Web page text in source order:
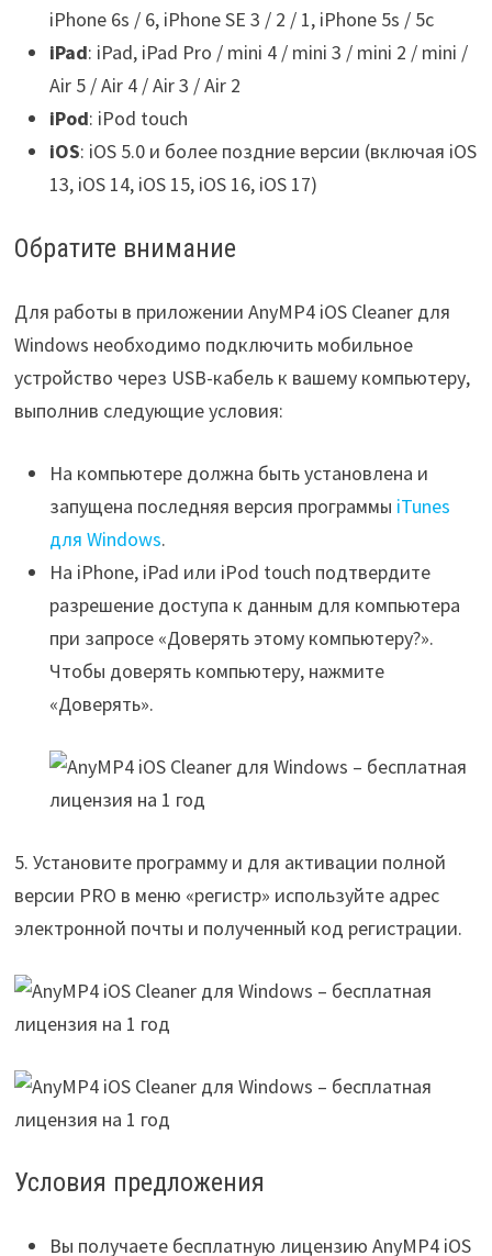
iPhone 6s / 6, iPhone SE 3 / 2 / 1, iPhone 5s / 5c
iPad: iPad, iPad Pro / mini 4 / mini 3 / mini 2 / mini /
Air 5 / Air 4 / Air 3 / Air 2
iPod: iPod touch
iOS: iOS 5.0 и более поздние версии (включая iOS
13, iOS 14, iOS 15, iOS 16, iOS 17)
Обратите внимание
Для работы в приложении AnyMP4 iOS Cleaner для
Windows необходимо подключить мобильное
устройство через USB-кабель к вашему компьютеру,
выполнив следующие условия:
На компьютере должна быть установлена и
запущена последняя версия программы iTunes
для Windows.
На iPhone, iPad или iPod touch подтвердите
разрешение доступа к данным для компьютера
при запросе «Доверять этому компьютеру?».
Чтобы доверять компьютеру, нажмите
«Доверять».
5. Установите программу и для активации полной
версии PRO в меню «регистр» используйте адрес
электронной почты и полученный код регистрации.
Условия предложения
Вы получаете бесплатную лицензию AnyMP4 iOS